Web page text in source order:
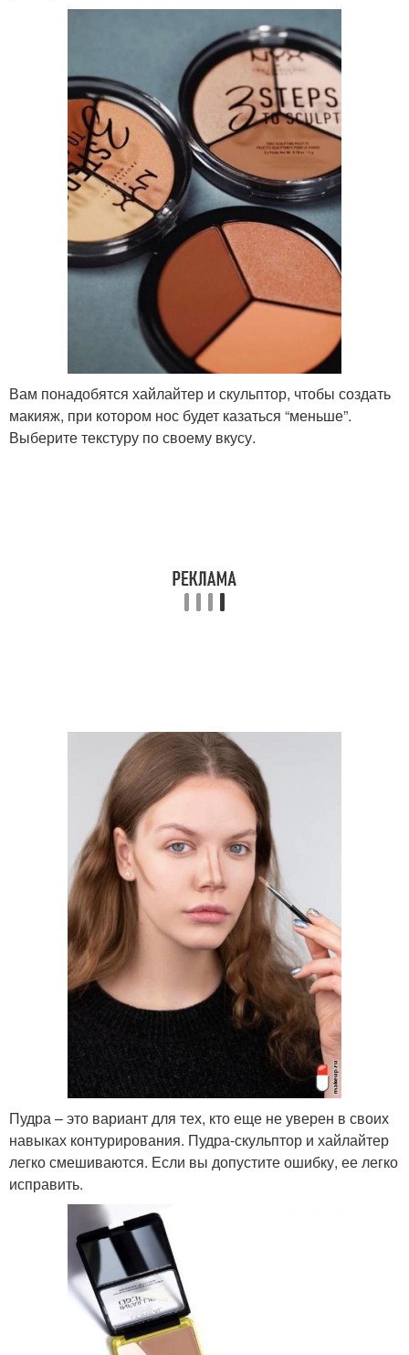
Вам понадобятся хайлайтер и скульптор, чтобы создать
макияж, при котором нос будет казаться “меньше”.
Выберите текстуру по своему вкусу.
Пудра – это вариант для тех, кто еще не уверен в своих
навыках контурирования. Пудра-скульптор и хайлайтер
легко смешиваются. Если вы допустите ошибку, ее легко
исправить.